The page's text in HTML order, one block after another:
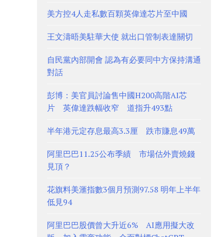
美方控4人走私數百顆英偉達芯片至中國
王文濤晤美駐華大使 就出口管制表達關切
自民黨內部開會 認為有必要同中方保持溝通
對話
彭博：美官員討論售中國H200高階AI芯
片 英偉達跌幅收窄 道指升493點
半年港元定存息最高3.3厘 跌市賺息49萬
阿里巴巴11.25公布季績 市場估外賣燒錢
見頂？
花旗料美滙指數3個月預測97.58 明年上半年
低見94
阿里巴巴股價曾大升近6% AI應用擬大改